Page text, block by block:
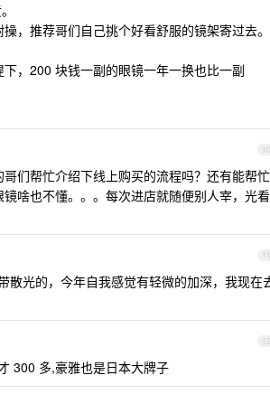
，推荐哥们自己挑个好看舒服的镜架寄过去。
，200 块钱一副的眼镜一年一换也比一副
10
们帮忙介绍下线上购买的流程吗？还有能帮忙
啥也不懂。。。每次进店就随便别人宰，光看
11
散光的，今年自我感觉有轻微的加深，我现在
12
300 多,豪雅也是日本大牌子